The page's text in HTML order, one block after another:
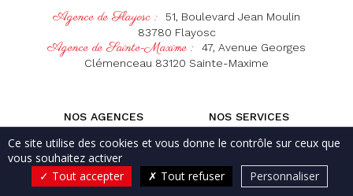
Agence de Flayosc :
51, Boulevard Jean Moulin
83780 Flayosc
Agence de Sainte-Maxime :
47, Avenue Georges
Clémenceau 83120 Sainte-Maxime
NOS AGENCES
NOS SERVICES
CONTACT & ACCÈS
Ce site utilise des cookies et vous donne le contrôle sur ceux que
vous souhaitez activer
Tout accepter
Tout refuser Personnaliser